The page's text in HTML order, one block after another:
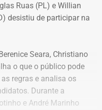
Ruas (PL) e Willian
desistiu de participar na
Seara, Christiano
o que o público pode
regras e analisa os
Durante a
e André Marinho